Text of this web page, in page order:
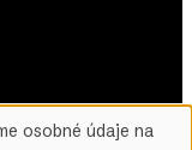
osobné údaje na